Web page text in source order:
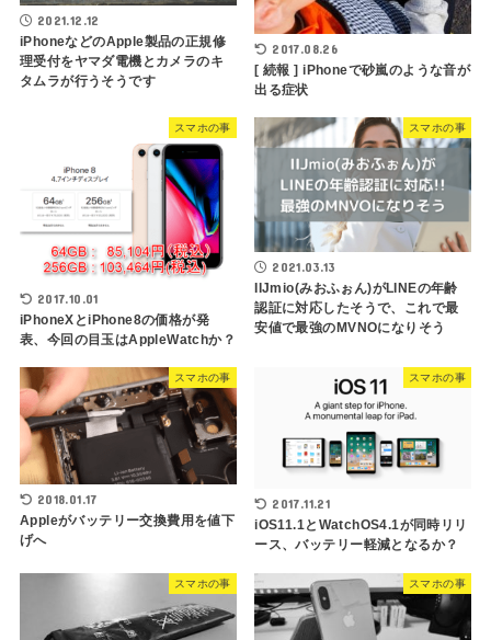
2021.12.12
iPhoneなどのApple製品の正規修
理受付をヤマダ電機とカメラのキ
タムラが行うそうです
2017.08.26
[ 続報 ] iPhoneで砂嵐のような音が
出る症状
スマホの事
2017.10.01
iPhoneXとiPhone8の価格が発
表、今回の目玉はAppleWatchか？
スマホの事
2021.03.13
IIJmio(みおふぉん)がLINEの年齢
認証に対応したそうで、これで最
安値で最強のMVNOになりそう
スマホの事
2018.01.17
Appleがバッテリー交換費用を値下
げへ
スマホの事
2017.11.21
iOS11.1とWatchOS4.1が同時リリ
ース、バッテリー軽減となるか？
スマホの事 スマホの事